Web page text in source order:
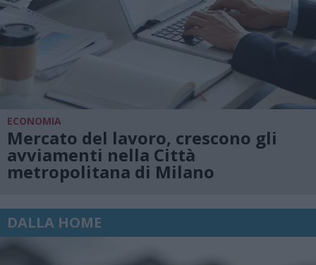
ECONOMIA
Mercato del lavoro, crescono gli
avviamenti nella Città
metropolitana di Milano
DALLA HOME